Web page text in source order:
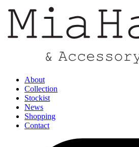
About
Collection
Stockist
News
Shopping
Contact